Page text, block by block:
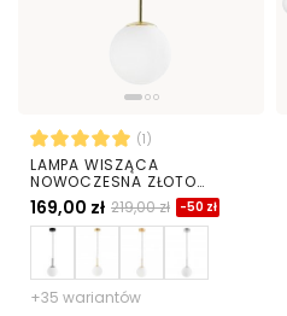
(1)
LAMPA WISZĄCA
NOWOCZESNA ZŁOTO
KLASYCZNE BIAŁA KULA
FREDICA 15
169,00 zł 219,00 zł -50 zł
+35 wariantów